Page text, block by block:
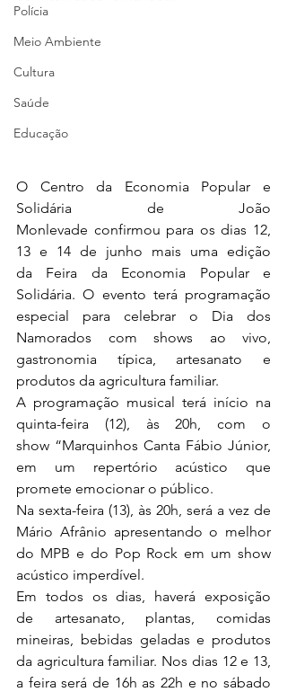
Polícia
Meio Ambiente
Cultura
Saúde
Educação
O Centro da Economia Popular e
Solidária de João
Monlevade confirmou para os dias 12,
13 e 14 de junho mais uma edição
da Feira da Economia Popular e
Solidária. O evento terá programação
especial para celebrar o Dia dos
Namorados com shows ao vivo,
gastronomia típica, artesanato e
produtos da agricultura familiar.
A programação musical terá início na
quinta-feira (12), às 20h, com o
show “Marquinhos Canta Fábio Júnior,
em um repertório acústico que
promete emocionar o público.
Na sexta-feira (13), às 20h, será a vez de
Mário Afrânio apresentando o melhor
do MPB e do Pop Rock em um show
acústico imperdível.
Em todos os dias, haverá exposição
de artesanato, plantas, comidas
mineiras, bebidas geladas e produtos
da agricultura familiar. Nos dias 12 e 13,
a feira será de 16h as 22h e no sábado